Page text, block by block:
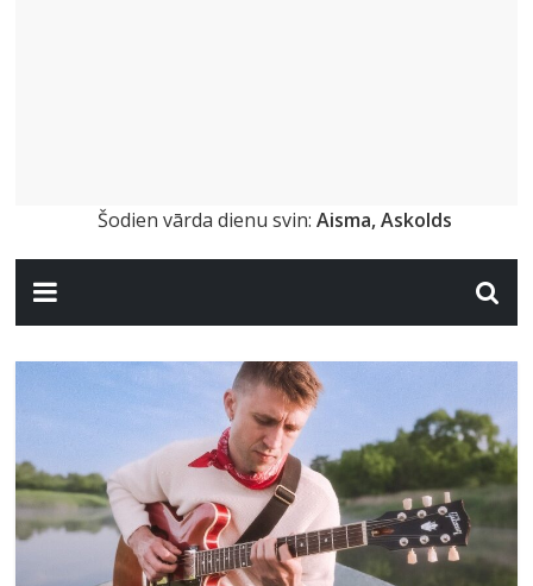
Šodien vārda dienu svin: Aisma, Askolds